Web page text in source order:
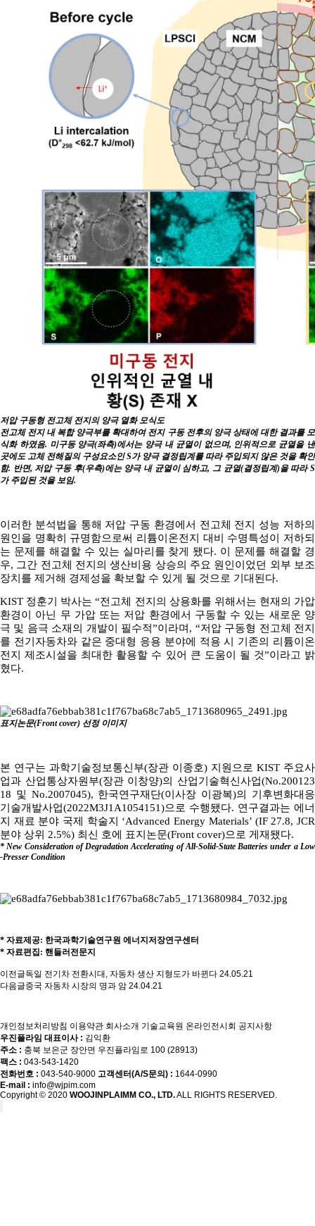
저압 구동형 전고체 전지의 양극 열화 모식도
전고체 전지 내 복합 양극부를 확대하여 전지 구동 전후의 양극 상태에 대한 결과를 모
식화 하였음. 미구동 양극(좌측)에서는 양극 내 균열이 없으며, 인위적으로 균열을 낸
곳에도 고체 전해질의 구성요소인 S가 양극 결정립계를 따라 주입되지 않은 것을 확인
함. 반면, 저압 구동 후(우측)에는 양극 내 균열이 심하고, 그 균열(결정립계)을 따라 S
가 주입된 것을 보임.
이러한 분석법을 통해 저압 구동 환경에서 전고체 전지 성능 저하의
원인을 명확히 규명함으로써 리튬이온전지 대비 수명특성이 저하되
는 문제를 해결할 수 있는 실마리를 찾게 됐다. 이 문제를 해결할 경
우, 그간 전고체 전지의 생산비용 상승의 주요 원인이었던 외부 보조
장치를 제거해 경제성을 확보할 수 있게 될 것으로 기대된다.
KIST 정훈기 박사는 “전고체 전지의 상용화를 위해서는 현재의 가압
환경이 아닌 무 가압 또는 저압 환경에서 구동할 수 있는 새로운 양
극 및 음극 소재의 개발이 필수적”이라며, “저압 구동형 전고체 전지
를 전기자동차와 같은 중대형 응용 분야에 적용 시 기존의 리튬이온
전지 제조시설을 최대한 활용할 수 있어 큰 도움이 될 것”이라고 밝
혔다.
표지논문(Front cover) 선정 이미지
본 연구는 과학기술정보통신부(장관 이종호) 지원으로 KIST 주요사
업과 산업통상자원부(장관 이창양)의 산업기술혁신사업(No.200123
18 및 No.2007045), 한국연구재단(이사장 이광복)의 기후변화대응
기술개발사업(2022M3J1A1054151)으로 수행됐다. 연구결과는 에너
지 재료 분야 국제 학술지 ‘Advanced Energy Materials’ (IF 27.8, JCR
분야 상위 2.5%) 최신 호에 표지논문(Front cover)으로 게재됐다.
* New Consideration of Degradation Accelerating of All-Solid-State Batteries under a Low
-Presser Condition
* 자료제공: 한국과학기술연구원 에너지저장연구센터
* 자료편집: 핸들러전문지
이전글독일 전기차 전환시대, 자동차 생산 지형도가 바뀐다 24.05.21
다음글중국 자동차 시장의 명과 암 24.04.21
개인정보처리방침 이용약관 회사소개 기술교육원 온라인전시회 공지사항
우진플라임 대표이사 : 김익환
주소 : 충북 보은군 장안면 우진플라임로 100 (28913)
팩스 : 043-543-1420
전화번호 : 043-540-9000 고객센터(A/S문의) : 1644-0990
E-mail : info@wjpim.com
Copyright © 2020 WOOJINPLAIMM CO., LTD.ALL RIGHTS RESERVED.